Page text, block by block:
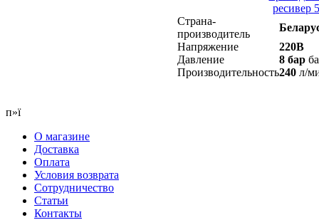
Страна-
производитель
Напряжение
220В
Давление
8 бар
Производительность240 л/
п»ї
О магазине
Доставка
Оплата
Условия возврата
Сотрудничество
Статьи
Контакты